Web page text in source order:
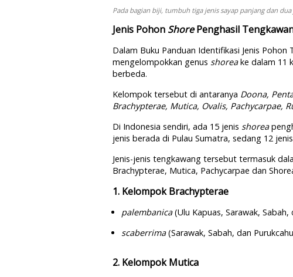
Pada bagian biji, tumbuh tiga jenis sayap panjang dan
Jenis Pohon ShorePenghasil
Dalam Buku Panduan Identifikasi Jenis
mengelompokkan genus shoreake dalam 11
berbeda.
Kelompok tersebut di antaranya Doona,
Brachypterae, Mutica, Ovalis, Pachycarpae,
Di Indonesia sendiri, ada 15 jenis shorea
jenis berada di Pulau Sumatra, sedang 12
Jenis-jenis tengkawang tersebut termasuk
Brachypterae, Mutica, Pachycarpae dan
1. Kelompok Brachypterae
palembanica(Ulu Kapuas, Sarawak, Sabah,
scaberrima(Sarawak, Sabah, dan
2. Kelompok Mutica